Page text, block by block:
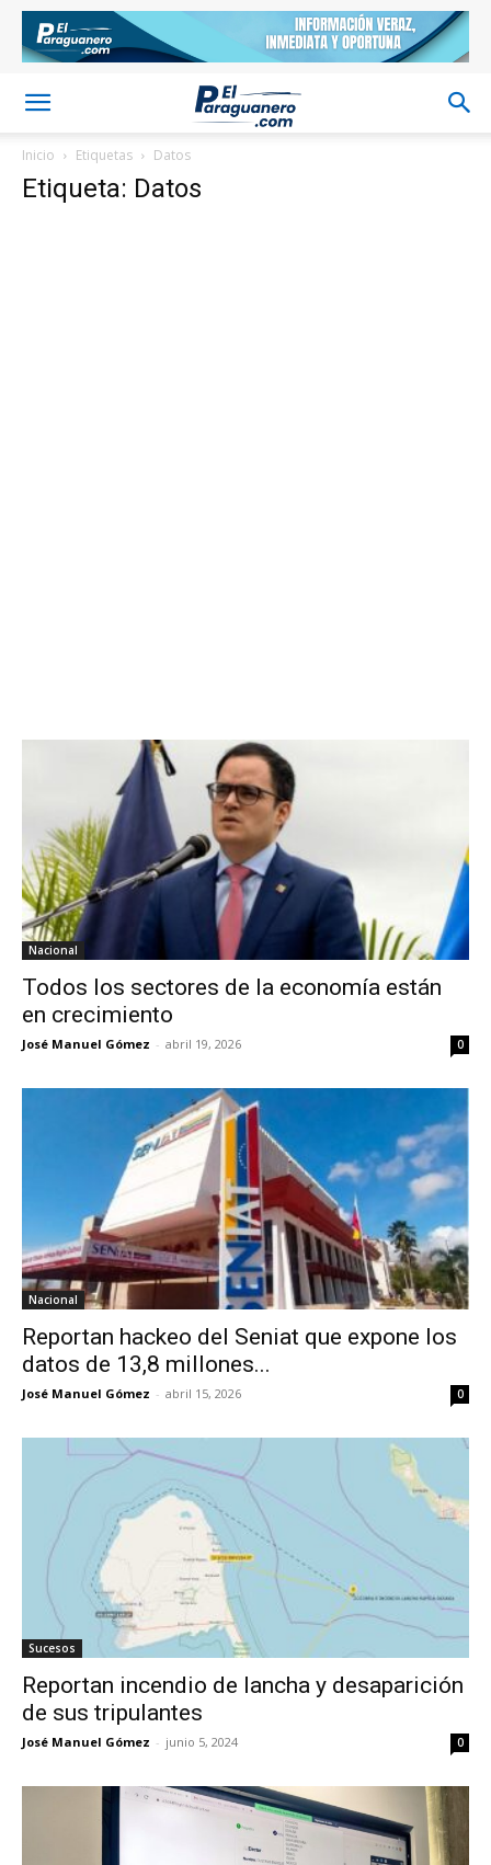
Inicio Etiquetas Datos
Etiqueta: Datos
Nacional
Todos los sectores de la economía están
en crecimiento
José Manuel Gómez - abril 19, 2026 0
Nacional
Reportan hackeo del Seniat que expone los
datos de 13,8 millones...
José Manuel Gómez - abril 15, 2026 0
Sucesos
Reportan incendio de lancha y desaparición
de sus tripulantes
José Manuel Gómez - junio 5, 2024 0